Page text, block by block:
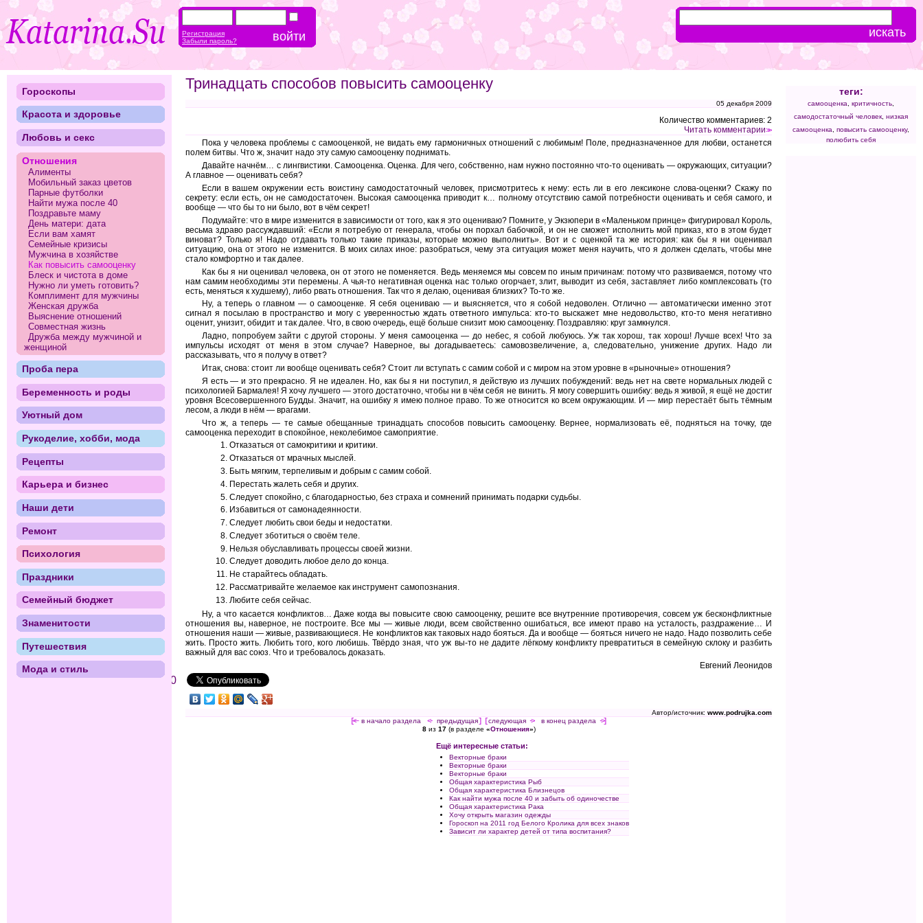
Тринадцать способов повысить самооценку
05 декабря 2009
Количество комментариев: 2
Читать комментарии>>
Пока у человека проблемы с самооценкой, не видать ему гармоничных отношений с любимым! Поле, предназначенное для любви, останется
полем битвы. Что ж, значит надо эту самую самооценку поднимать.
Давайте начнём… с лингвистики. Самооценка. Оценка. Для чего, собственно, нам нужно постоянно что-то оценивать — окружающих, ситуации?
А главное — оценивать себя?
Если в вашем окружении есть воистину самодостаточный человек, присмотритесь к нему: есть ли в его лексиконе слова-оценки? Скажу по
секрету: если есть, он не самодостаточен. Высокая самооценка приводит к… полному отсутствию самой потребности оценивать и себя самого, и
вообще — что бы то ни было, вот в чём секрет!
Подумайте: что в мире изменится в зависимости от того, как я это оцениваю? Помните, у Экзюпери в «Маленьком принце» фигурировал Король,
весьма здраво рассуждавший: «Если я потребую от генерала, чтобы он порхал бабочкой, и он не сможет исполнить мой приказ, кто в этом будет
виноват? Только я! Надо отдавать только такие приказы, которые можно выполнить». Вот и с оценкой та же история: как бы я ни оценивал
ситуацию, она от этого не изменится. В моих силах иное: разобраться, чему эта ситуация может меня научить, что я должен сделать, чтобы мне
стало комфортно и так далее.
Как бы я ни оценивал человека, он от этого не поменяется. Ведь меняемся мы совсем по иным причинам: потому что развиваемся, потому что
нам самим необходимы эти перемены. А чья-то негативная оценка нас только огорчает, злит, выводит из себя, заставляет либо комплексовать (то
есть, меняться к худшему), либо рвать отношения. Так что я делаю, оценивая близких? То-то же.
Ну, а теперь о главном — о самооценке. Я себя оцениваю — и выясняется, что я собой недоволен. Отлично — автоматически именно этот
сигнал я посылаю в пространство и могу с уверенностью ждать ответного импульса: кто-то выскажет мне недовольство, кто-то меня негативно
оценит, унизит, обидит и так далее. Что, в свою очередь, ещё больше снизит мою самооценку. Поздравляю: круг замкнулся.
Ладно, попробуем зайти с другой стороны. У меня самооценка — до небес, я собой любуюсь. Уж так хорош, так хорош! Лучше всех! Что за
импульсы исходят от меня в этом случае? Наверное, вы догадываетесь: самовозвеличение, а, следовательно, унижение других. Надо ли
рассказывать, что я получу в ответ?
Итак, снова: стоит ли вообще оценивать себя? Стоит ли вступать с самим собой и с миром на этом уровне в «рыночные» отношения?
Я есть — и это прекрасно. Я не идеален. Но, как бы я ни поступил, я действую из лучших побуждений: ведь нет на свете нормальных людей с
психологией Бармалея! Я хочу лучшего — этого достаточно, чтобы ни в чём себя не винить. Я могу совершить ошибку: ведь я живой, я ещё не достиг
уровня Всесовершенного Будды. Значит, на ошибку я имею полное право. То же относится ко всем окружающим. И — мир перестаёт быть тёмным
лесом, а люди в нём — врагами.
Что ж, а теперь — те самые обещанные тринадцать способов повысить самооценку. Вернее, нормализовать её, подняться на точку, где
самооценка переходит в спокойное, неколебимое самоприятие.
Отказаться от самокритики и критики.
Отказаться от мрачных мыслей.
Быть мягким, терпеливым и добрым с самим собой.
Перестать жалеть себя и других.
Следует спокойно, с благодарностью, без страха и сомнений принимать подарки судьбы.
Избавиться от самонадеянности.
Следует любить свои беды и недостатки.
Следует зботиться о своём теле.
Нельзя обуславливать процессы своей жизни.
Следует доводить любое дело до конца.
Не старайтесь обладать.
Рассматривайте желаемое как инструмент самопознания.
Любите себя сейчас.
Ну, а что касается конфликтов… Даже когда вы повысите свою самооценку, решите все внутренние противоречия, совсем уж бесконфликтные
отношения вы, наверное, не построите. Все мы — живые люди, всем свойственно ошибаться, все имеют право на усталость, раздражение… И
отношения наши — живые, развивающиеся. Не конфликтов как таковых надо бояться. Да и вообще — бояться ничего не надо. Надо позволить себе
жить. Просто жить. Любить того, кого любишь. Твёрдо зная, что уж вы-то не дадите лёгкому конфликту превратиться в семейную склоку и разбить
важный для вас союз. Что и требовалось доказать.
Евгений Леонидов
0
Автор/источник: www.podrujka.com
[<— в начало раздела <- предыдущая] [ следующая -> в конец раздела ->]
8из 17(в разделе «Отношения»)
Ещё интересные статьи:
Векторные браки
Векторные браки
Векторные браки
Общая характеристика Рыб
Общая характеристика Близнецов
Как найти мужа после 40 и забыть об одиночестве
Общая характеристика Рака
Хочу открыть магазин одежды
Гороскоп на 2011 год Белого Кролика для всех знаков
Зависит ли характер детей от типа воспитания?
Гороскопы
Красота и здоровье
Любовь и секс
Отношения
Алименты
Мобильный заказ цветов
Парные футболки
Найти мужа после 40
Поздравьте маму
День матери: дата
Если вам хамят
Семейные кризисы
Мужчина в хозяйстве
Как повысить самооценку
Блеск и чистота в доме
Нужно ли уметь готовить?
Комплимент для мужчины
Женская дружба
Выяснение отношений
Совместная жизнь
Дружба между мужчиной и
женщиной
Проба пера
Беременность и роды
Уютный дом
Рукоделие, хобби, мода
Рецепты
Карьера и бизнес
Наши дети
Ремонт
Психология
Праздники
Семейный бюджет
Знаменитости
Путешествия
Мода и стиль
теги:
самооценка критичность
самодостаточный человек низкая
самооценка
повысить самооценку,
полюбить себя
Регистрация
Забыли пароль?